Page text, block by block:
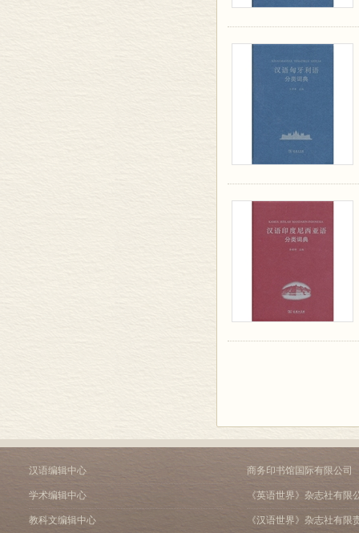
汉语编辑中心
学术编辑中心
教科文编辑中心
商务印书馆国际有限公司
《英语世界》杂志社有限
《汉语世界》杂志社有限